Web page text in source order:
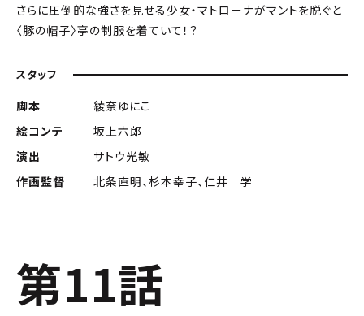
さらに圧倒的な強さを見せる少女・マトローナがマントを脱ぐと
〈豚の帽子〉亭の制服を着ていて！？
スタッフ
脚本
綾奈ゆにこ
絵コンテ
坂上六郎
演出
サトウ光敏
作画監督
北条直明、杉本幸子、仁井 学
第11話